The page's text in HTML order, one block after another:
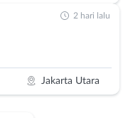
Jakarta Utara
2 hari lalu